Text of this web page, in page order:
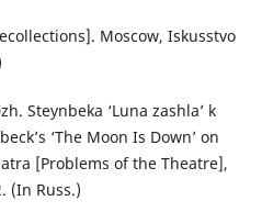
Moscow, Iskusstvo
Steynbeka ‘Luna zashla’ k
‘The Moon Is Down’ on
[Problems of the Theatre],
(In Russ.)